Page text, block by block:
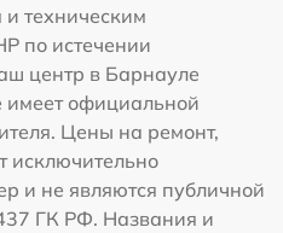
техническим
по истечении
центр в Барнауле
имеет официальной
Цены на ремонт,
исключительно
и не являются публичной
ГК РФ. Названия и